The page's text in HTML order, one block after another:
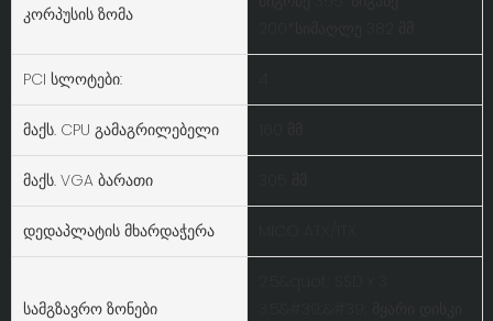
Კორპუსის Ზომა
PCI Სლოტები:
Მაქს. CPU Გამაგრილებელი
Მაქს. VGA Ბარათი
Დედაპლატის Მხარდაჭერა
Სამგზავრო Ზონები